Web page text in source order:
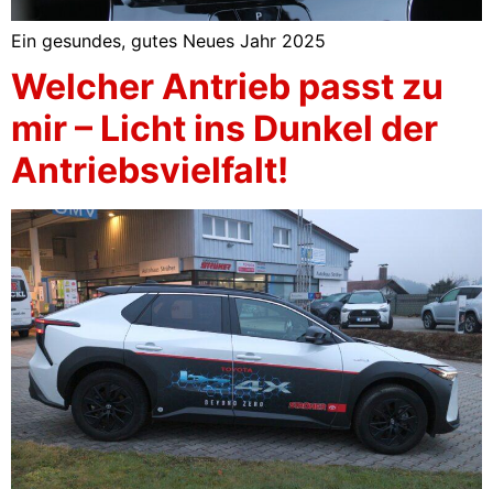
Ein gesundes, gutes Neues Jahr 2025
Welcher Antrieb passt zu
mir – Licht ins Dunkel der
Antriebsvielfalt!